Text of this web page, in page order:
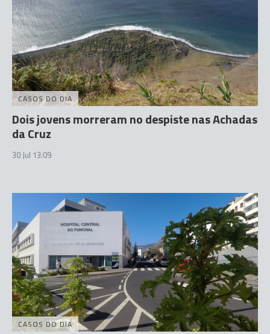
CASOS DO DIA
Dois jovens morreram no despiste nas Achadas
da Cruz
30 Jul 13:09
CASOS DO DIA